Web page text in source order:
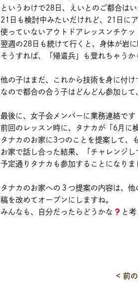
というわけで28日、えいとのご都合は
21日も検討中みたいだけれど、21日に
使っていないアウトドアレッスンチケッ
翌週の28日も続けて行くと、身体が岩
そうすれば、「帰還兵」も登れちゃうか
他の子はまだ、これから技術を身に付け
なので都合の合う子はどんどん参加し
最後に、女子会メンバーに業務連絡です
前回のレッスン時に、タナカが「6月に
タナカのお家に3つのことを提案して、
お家で話し合った結果、「チャレンジし
予定通りタナカも参加することになり
タナカのお家への３つ提案の内容は、
稿を改めてオープンにしますね。
みんなも、自分だったらどうかな
と
< 前